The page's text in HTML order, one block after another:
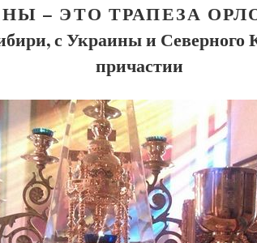
– ЭТО ТРАПЕЗА
с Украины и Северного
причастии